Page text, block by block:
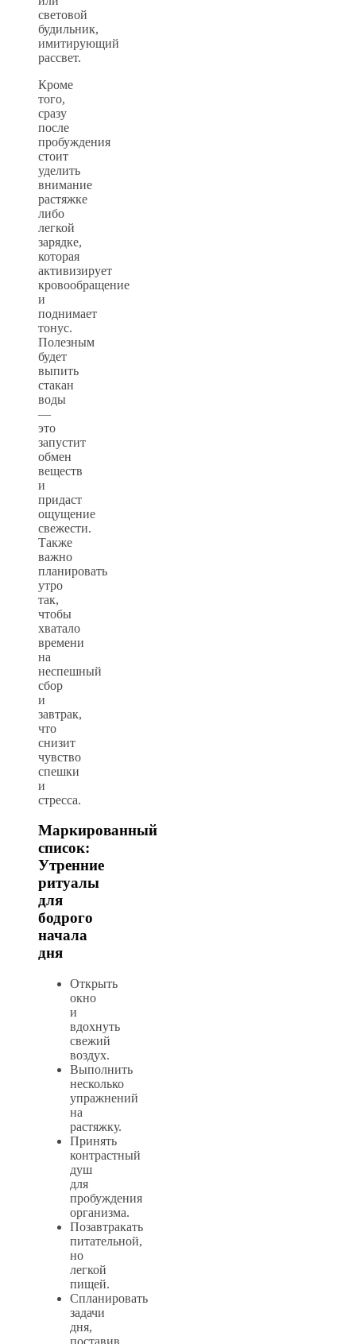
световой
будильник,
имитирующий
рассвет.
Кроме
того,
сразу
после
пробуждения
стоит
уделить
внимание
растяжке
либо
легкой
зарядке,
которая
активизирует
кровообращение
и
поднимает
тонус.
Полезным
будет
выпить
стакан
воды
—
это
запустит
обмен
веществ
и
придаст
ощущение
свежести.
Также
важно
планировать
утро
так,
чтобы
хватало
времени
на
неспешный
сбор
и
завтрак,
что
снизит
чувство
спешки
и
стресса.
Маркированный
список:
Утренние
ритуалы
для
бодрого
начала
дня
Открыть
окно
и
вдохнуть
свежий
воздух.
Выполнить
несколько
упражнений
на
растяжку.
Принять
контрастный
душ
для
пробуждения
организма.
Позавтракать
питательной,
но
легкой
пищей.
Спланировать
задачи
дня,